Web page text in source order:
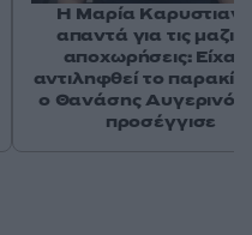
Η Μαρία
απαντά για τις
αποχωρήσεις:
αντιληφθεί το
ο Θανάσης Αυγερινός
προσέγγισε